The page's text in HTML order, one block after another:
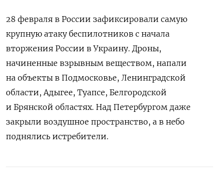
28 февраля в России зафиксировали самую
крупную атаку беспилотников с начала
вторжения России в Украину. Дроны,
начиненные взрывным веществом, напали
на объекты в Подмосковье, Ленинградской
области, Адыгее, Туапсе, Белгородской
и Брянской областях. Над Петербургом даже
закрыли воздушное пространство, а в небо
поднялись истребители.